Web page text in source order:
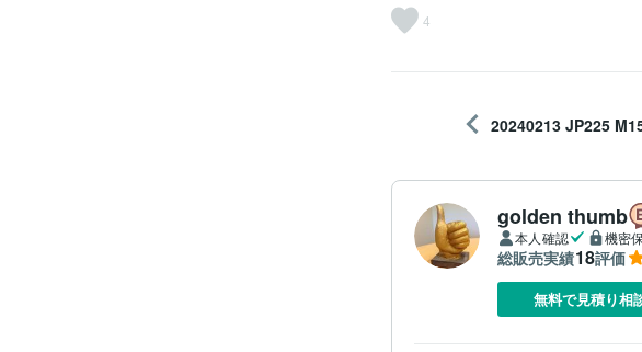
4
20240213 JP225
golden thumb
本人確認 機密
総販売実績18評価
無料で見積り相